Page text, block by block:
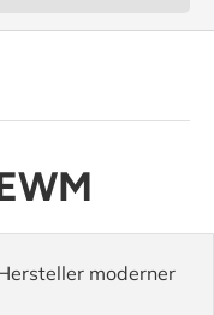
moderner